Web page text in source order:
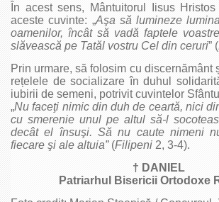
În acest sens, Mântuitorul Iisus
aceste cuvinte: „Aşa să lumineze
oamenilor, încât să vadă faptele
slăvească pe Tatăl vostru Cel din ceruri” (
Prin urmare, să folosim cu discernământ
rețelele de socializare în duhul
iubirii de semeni, potrivit cuvintelor
„Nu faceţi nimic din duh de ceartă, nici
cu smerenie unul pe altul să-l
decât el însuşi. Să nu caute nimeni
fiecare şi ale altuia”(Filipeni 2, 3-4).
† DANIEL
Patriarhul Bisericii Ortodoxe